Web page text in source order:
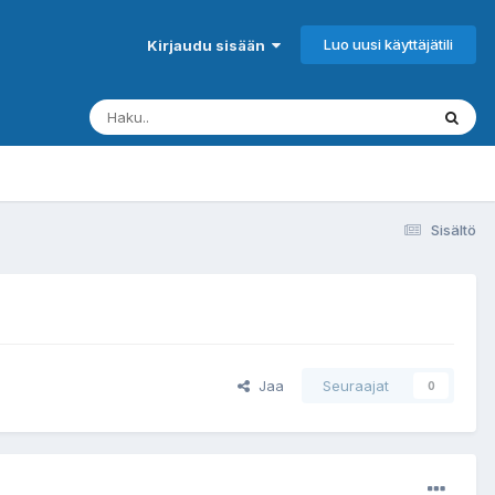
Kirjaudu sisään Luo uusi käyttäjätili
Sisältö
Jaa Seuraajat 0